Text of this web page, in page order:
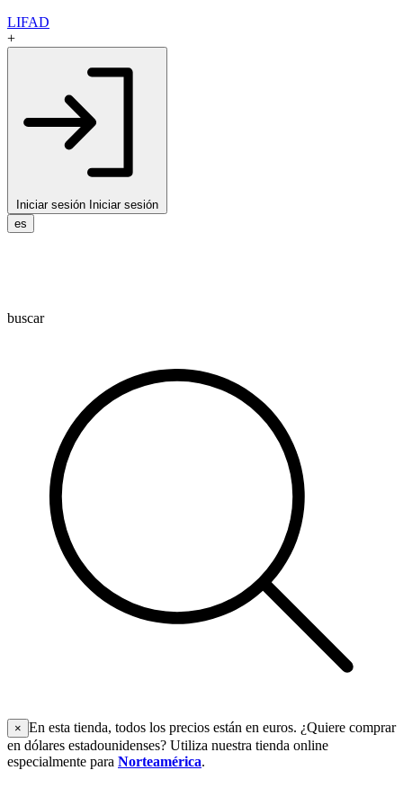
LIFAD
+
Iniciar sesión Iniciar sesión
es
buscar
× En esta tienda, todos los precios están en euros. ¿Quiere comprar
en dólares estadounidenses? Utiliza nuestra tienda online
especialmente para Norteamérica.